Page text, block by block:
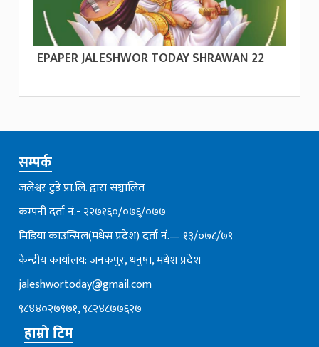
EPAPER JALESHWOR TODAY SHRAWAN 22
सम्पर्क
जलेश्वर टुडे प्रा.लि. द्वारा सञ्चालित
कम्पनी दर्ता नं.- २२७१६०/०७६्/०७७
मिडिया काउन्सिल(मधेस प्रदेश) दर्ता नं.— १३/०७८/७९
केन्द्रीय कार्यालय: जनकपुर, धनुषा, मधेश प्रदेश
jaleshwortoday@gmail.com
९८४४०२७९७१, ९८२४८७७६२७
हाम्रो टिम